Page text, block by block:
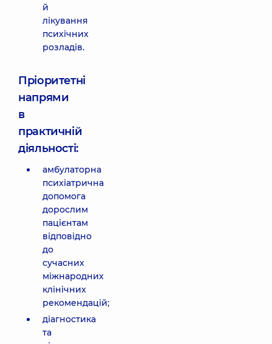
й
лікування
психічних
розладів.
Пріоритетні
напрями
в
практичній
діяльності:
амбулаторна
психіатрична
допомога
дорослим
пацієнтам
відповідно
до
сучасних
міжнародних
клінічних
рекомендацій;
діагностика
та